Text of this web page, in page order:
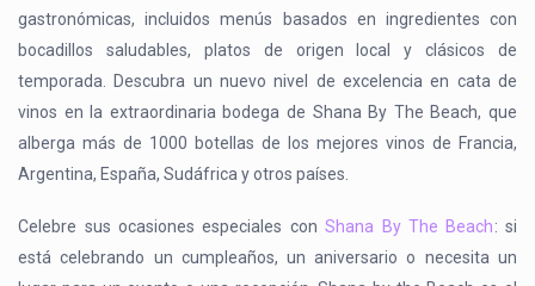
gastronómicas, incluidos menús basados en ingredientes con
bocadillos saludables, platos de origen local y clásicos de
temporada. Descubra un nuevo nivel de excelencia en cata de
vinos en la extraordinaria bodega de Shana By The Beach, que
alberga más de 1000 botellas de los mejores vinos de Francia,
Argentina, España, Sudáfrica y otros países.
Celebre sus ocasiones especiales conShana By The Beach: si
está celebrando un cumpleaños, un aniversario o necesita un